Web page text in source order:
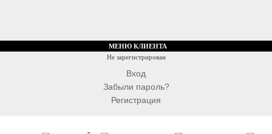
МЕНЮ КЛИЕНТА
Не зарегистрирован
Вход
Забыли пароль?
Регистрация